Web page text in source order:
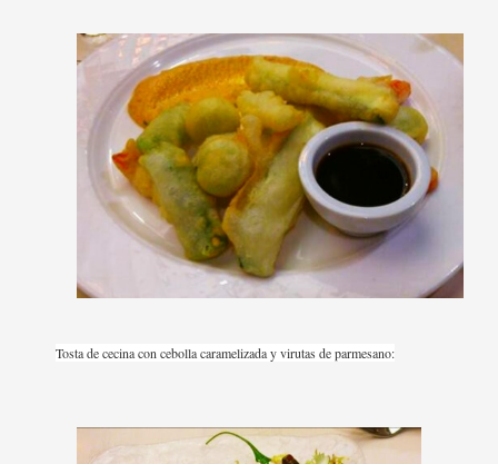
Tosta de cecina con cebolla caramelizada y virutas de parmesano: